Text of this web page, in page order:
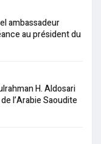
ambassadeur
au président du
H. Aldosari
l’Arabie Saoudite